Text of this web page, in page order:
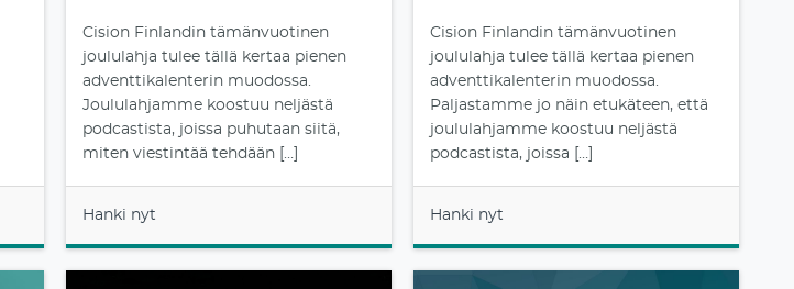
Cision Finlandin tämänvuotinen
joululahja tulee tällä kertaa pienen
adventtikalenterin muodossa.
Joululahjamme koostuu neljästä
podcastista, joissa puhutaan siitä,
miten viestintää tehdään […]
Hanki nyt
Cision Finlandin tämänvuotinen
joululahja tulee tällä kertaa pienen
adventtikalenterin muodossa.
Paljastamme jo näin etukäteen, että
joululahjamme koostuu neljästä
podcastista, joissa […]
Hanki nyt